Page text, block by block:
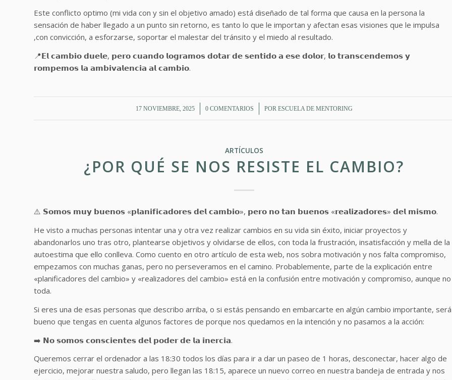
Este conflicto optimo (mi vida con y sin el objetivo amado) está diseñado de tal forma que causa en la persona la
sensación de haber llegado a un punto sin retorno, es tanto lo que le importan y afectan esas visiones que le impulsa
,con convicción, a esforzarse, soportar el malestar del tránsito y el miedo al resultado.
📍𝗘𝗹 𝗰𝗮𝗺𝗯𝗶𝗼 𝗱𝘂𝗲𝗹𝗲, 𝗽𝗲𝗿𝗼 𝗰𝘂𝗮𝗻𝗱𝗼 𝗹𝗼𝗴𝗿𝗮𝗺𝗼𝘀 𝗱𝗼𝘁𝗮𝗿 𝗱𝗲 𝘀𝗲𝗻𝘁𝗶𝗱𝗼 𝗮 𝗲𝘀𝗲 𝗱𝗼𝗹𝗼𝗿, 𝗹𝗼 𝘁𝗿𝗮𝗻𝘀𝗰𝗲𝗻𝗱𝗲𝗺𝗼𝘀 𝘆
𝗿𝗼𝗺𝗽𝗲𝗺𝗼𝘀 𝗹𝗮 𝗮𝗺𝗯𝗶𝘃𝗮𝗹𝗲𝗻𝗰𝗶𝗮 𝗮𝗹 𝗰𝗮𝗺𝗯𝗶𝗼.
17 NOVIEMBRE, 2025
/ 0 COMENTARIOS
/ POR ESCUELA DE MENTORING
ARTÍCULOS
¿POR QUÉ SE NOS RESISTE EL CAMBIO?
⚠️ 𝗦𝗼𝗺𝗼𝘀 𝗺𝘂𝘆 𝗯𝘂𝗲𝗻𝗼𝘀 «𝗽𝗹𝗮𝗻𝗶𝗳𝗶𝗰𝗮𝗱𝗼𝗿𝗲𝘀 𝗱𝗲𝗹 𝗰𝗮𝗺𝗯𝗶𝗼», 𝗽𝗲𝗿𝗼 𝗻𝗼 𝘁𝗮𝗻 𝗯𝘂𝗲𝗻𝗼𝘀 «𝗿𝗲𝗮𝗹𝗶𝘇𝗮𝗱𝗼𝗿𝗲𝘀» 𝗱𝗲𝗹 𝗺𝗶𝘀𝗺𝗼.
He visto a muchas personas intentar una y otra vez realizar cambios en su vida sin éxito, iniciar proyectos y
abandonarlos uno tras otro, plantearse objetivos y olvidarse de ellos, con toda la frustración, insatisfacción y mella de la
autoestima que ello conlleva. Como cuento en otro artículo de esta web, nos sobra motivación y nos falta compromiso,
empezamos con muchas ganas, pero no perseveramos en el camino. Probablemente, parte de la explicación entre
«planificadores del cambio» y «realizadores del cambio» está en la confusión entre motivación y compromiso, aunque no
toda.
Si eres una de esas personas que describo arriba, o si estás pensando en embarcarte en algún cambio importante, será
bueno que tengas en cuenta algunos factores de porque nos quedamos en la intención y no pasamos a la acción:
➡️ 𝗡𝗼 𝘀𝗼𝗺𝗼𝘀 𝗰𝗼𝗻𝘀𝗰𝗶𝗲𝗻𝘁𝗲𝘀 𝗱𝗲𝗹 𝗽𝗼𝗱𝗲𝗿 𝗱𝗲 𝗹𝗮 𝗶𝗻𝗲𝗿𝗰𝗶𝗮.
Queremos cerrar el ordenador a las 18:30 todos los días para ir a dar un paseo de 1 horas, desconectar, hacer algo de
ejercicio, mejorar nuestra saludo, pero llegan las 18:15, aparece un nuevo correo en nuestra bandeja de entrada y nos